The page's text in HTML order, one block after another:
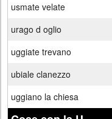
usmate velate
urago d oglio
uggiate trevano
ubiale clanezzo
uggiano la chiesa